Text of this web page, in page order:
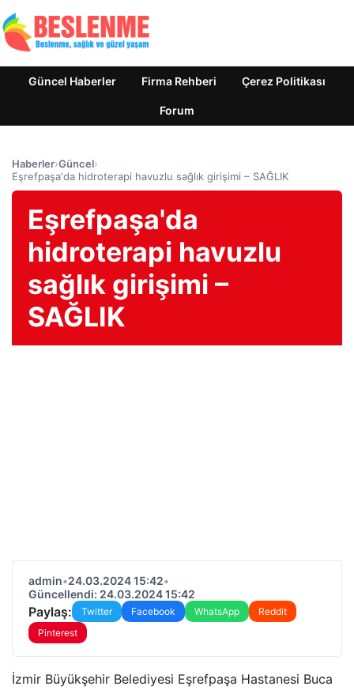
Güncel Haberler Firma Rehberi Çerez Politikası
Forum
Haberler›Güncel›
Eşrefpaşa'da hidroterapi havuzlu sağlık girişimi – SAĞLIK
Eşrefpaşa'da
hidroterapi havuzlu
sağlık girişimi –
SAĞLIK
admin•24.03.2024 15:42•
Güncellendi: 24.03.2024 15:42
Paylaş: Twitter Facebook WhatsApp
Reddit
Pinterest
İzmir Büyükşehir Belediyesi Eşrefpaşa Hastanesi Buca